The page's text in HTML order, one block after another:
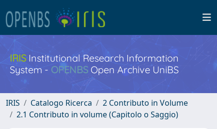
IRISInstitutional Research Information
System - OPENBS Open Archive UniBS
IRIS Catalogo Ricerca
2 Contributo in Volume
2.1 Contributo in volume (Capitolo o Saggio)